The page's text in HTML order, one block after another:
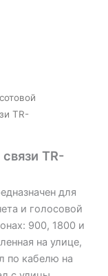
TR-
TR-
для
и голосовой
900, 1800 и
на улице,
по кабелю на